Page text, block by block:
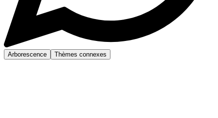
Arborescence Thèmes connexes